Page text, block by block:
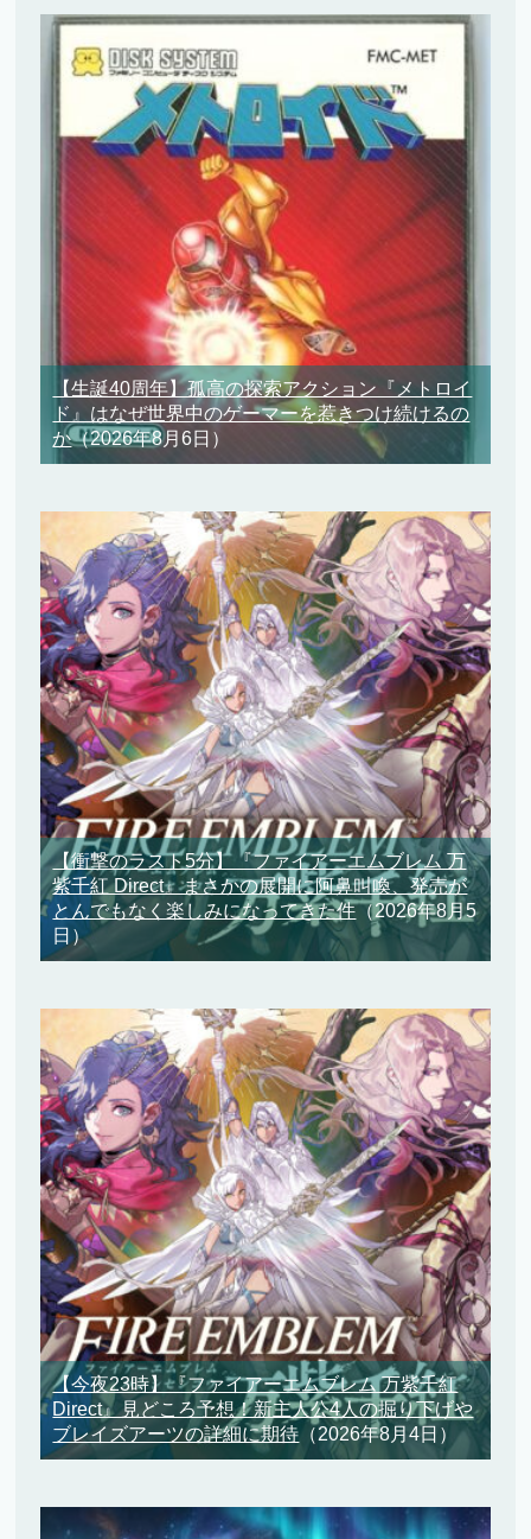
【生誕40周年】孤高の探索アクション『メトロイ
ド』はなぜ世界中のゲーマーを惹きつけ続けるの
か（2026年8月6日）
【衝撃のラスト5分】『ファイアーエムブレム 万
紫千紅 Direct』まさかの展開に阿鼻叫喚、発売が
とんでもなく楽しみになってきた件（2026年8月5
日）
【今夜23時】『ファイアーエムブレム 万紫千紅
Direct』見どころ予想！新主人公4人の掘り下げや
ブレイズアーツの詳細に期待 （2026年8月4日）